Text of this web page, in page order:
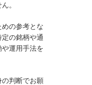
。
の参考とな
の銘柄や通
運用手法を
判断でお願